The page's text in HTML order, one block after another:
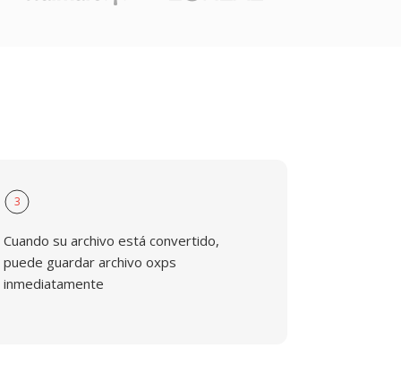
3
Cuando su archivo está convertido,
puede guardar archivo oxps
inmediatamente